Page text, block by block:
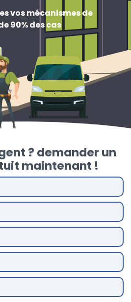
vos mécanismes de
90% des cas
? demander un
maintenant !